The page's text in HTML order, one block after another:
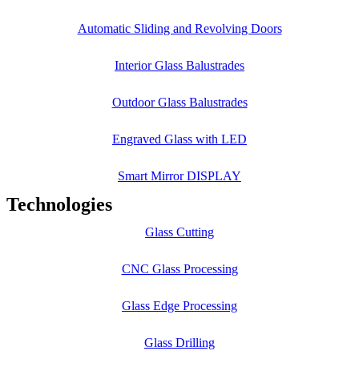
Automatic Sliding and Revolving Doors
Interior Glass Balustrades
Outdoor Glass Balustrades
Engraved Glass with LED
Smart Mirror DISPLAY
Technologies
Glass Cutting
CNC Glass Processing
Glass Edge Processing
Glass Drilling